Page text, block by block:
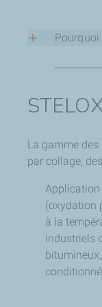
Pourquoi
Meilleure
La gamme
par collage,
​Application
(oxydation
à la
industriels